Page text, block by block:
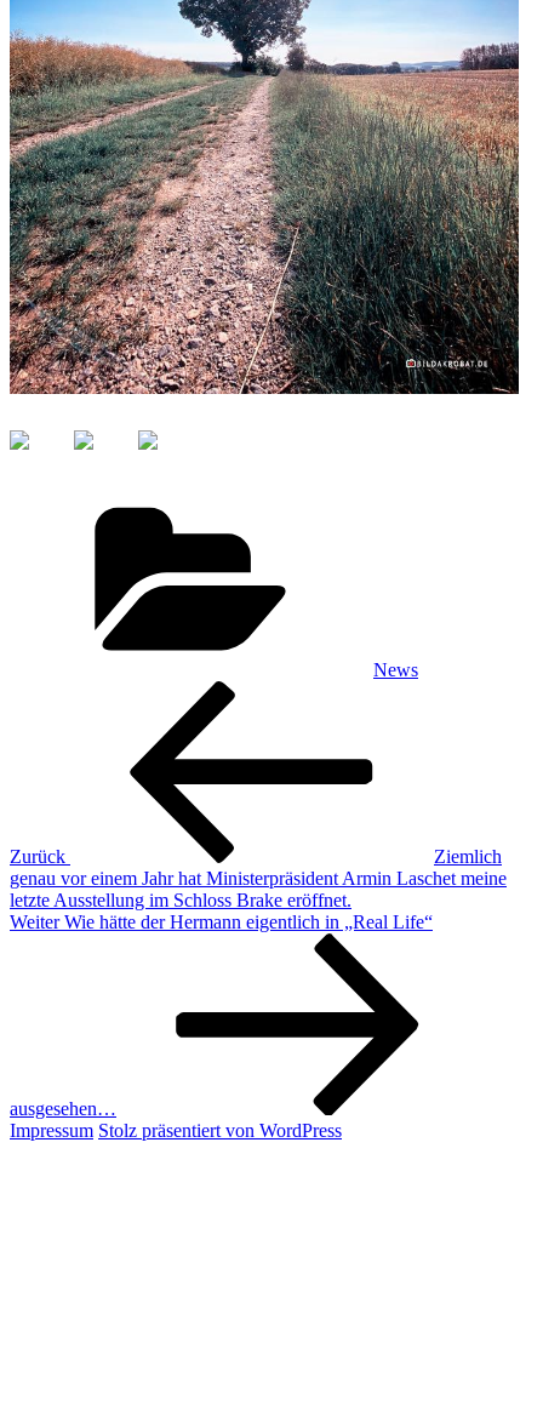
News
Beitragsnavigation
Zurück
Ziemlich
genau vor einem Jahr hat Ministerpräsident Armin Laschet meine
letzte Ausstellung im Schloss Brake eröffnet.
Nächster
Weiter Wie hätte der Hermann eigentlich in „Real Life“
ausgesehen…
Impressum Stolz präsentiert von WordPress